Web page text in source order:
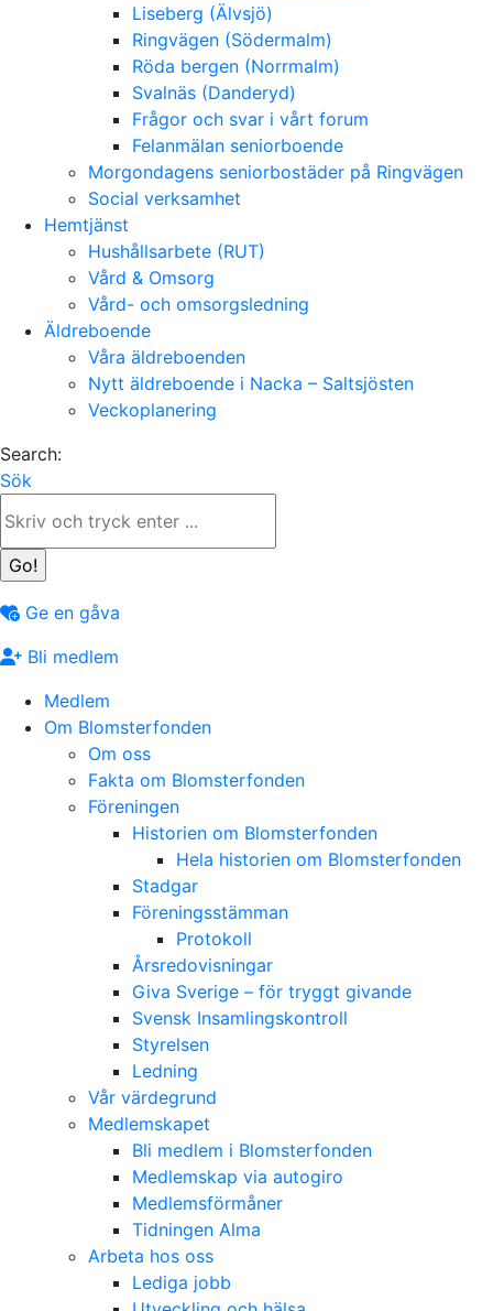
Liseberg (Älvsjö)
Ringvägen (Södermalm)
Röda bergen (Norrmalm)
Svalnäs (Danderyd)
Frågor och svar i vårt forum
Felanmälan seniorboende
Morgondagens seniorbostäder på Ringvägen
Social verksamhet
Hemtjänst
Hushållsarbete (RUT)
Vård & Omsorg
Vård- och omsorgsledning
Äldreboende
Våra äldreboenden
Nytt äldreboende i Nacka – Saltsjösten
Veckoplanering
Search:
Sök
Ge en gåva
Bli medlem
Medlem
Om Blomsterfonden
Om oss
Fakta om Blomsterfonden
Föreningen
Historien om Blomsterfonden
Hela historien om Blomsterfonden
Stadgar
Föreningsstämman
Protokoll
Årsredovisningar
Giva Sverige – för tryggt givande
Svensk Insamlingskontroll
Styrelsen
Ledning
Vår värdegrund
Medlemskapet
Bli medlem i Blomsterfonden
Medlemskap via autogiro
Medlemsförmåner
Tidningen Alma
Arbeta hos oss
Lediga jobb